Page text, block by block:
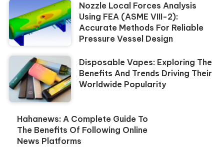
Nozzle Local Forces Analysis
Using FEA (ASME VIII-2):
Accurate Methods For Reliable
Pressure Vessel Design
Disposable Vapes: Exploring The
Benefits And Trends Driving Their
Worldwide Popularity
Hahanews: A Complete Guide To
The Benefits Of Following Online
News Platforms